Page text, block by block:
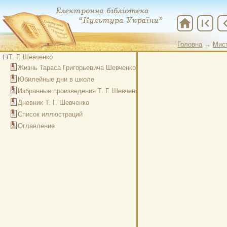
Головна →
home first_page chevron_left
Т. Г. Шевченко
Жизнь Тараса Григорьевича Шевченко
Юбилейные дни в школе
Избранные произведения Т. Г. Шевченко. Стихотворения и поэмы
Дневник Т. Г. Шевченко
Список иллюстраций
Оглавление